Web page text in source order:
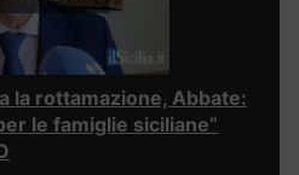
la rottamazione, Abbate:
le famiglie siciliane”